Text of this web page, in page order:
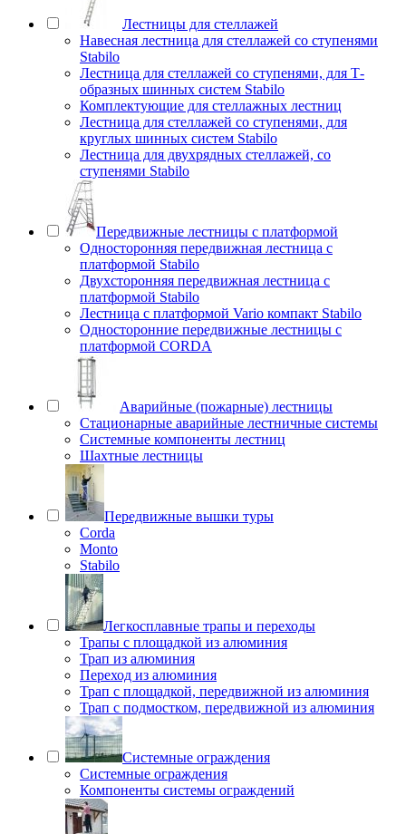
Лестницы для стеллажей
Навесная лестница для стеллажей со ступенями
Stabilo
Лестница для стеллажей со ступенями, для Т-
образных шинных систем Stabilo
Комплектующие для стеллажных лестниц
Лестница для стеллажей со ступенями, для
круглых шинных систем Stabilo
Лестница для двухрядных стеллажей, со
ступенями Stabilo
Передвижные лестницы с платформой
Односторонняя передвижная лестница с
платформой Stabilo
Двухсторонняя передвижная лестница с
платформой Stabilo
Лестница с платформой Vario компакт Stabilo
Односторонние передвижные лестницы с
платформой CORDA
Аварийные (пожарные) лестницы
Стационарные аварийные лестничные системы
Системные компоненты лестниц
Шахтные лестницы
Передвижные вышки туры
Corda
Monto
Stabilo
Легкосплавные трапы и переходы
Трапы с площадкой из алюминия
Трап из алюминия
Переход из алюминия
Трап с площадкой, передвижной из алюминия
Трап с подмостком, передвижной из алюминия
Системные ограждения
Системные ограждения
Компоненты системы ограждений